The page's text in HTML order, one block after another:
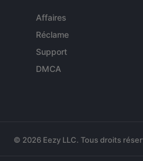
Affaires
Réclame
Support
DMCA
© 2026 Eezy LLC. Tous droits